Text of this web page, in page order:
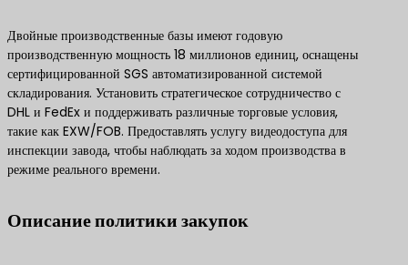
Двойные производственные базы имеют годовую
производственную мощность 18 миллионов единиц, оснащены
сертифицированной SGS автоматизированной системой
складирования. Установить стратегическое сотрудничество с
DHL и FedEx и поддерживать различные торговые условия,
такие как EXW/FOB. Предоставлять услугу видеодоступа для
инспекции завода, чтобы наблюдать за ходом производства в
режиме реального времени.
Описание политики закупок